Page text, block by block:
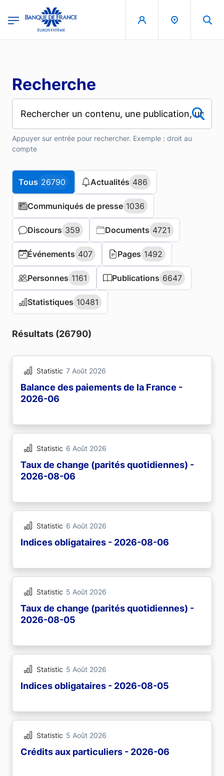
Recherche
Appuyer sur entrée pour rechercher. Exemple : droit au
compte
Tous 26790
Tous 26790 Actualités 486
Actualités 486
Communiqués de presse 1036
Communiqués de presse 1036
Discours 359
Discours 359 Documents 4721
Documents 4721
Événements 407
Événements 407 Pages 1492
Pages 1492
Personnes 1161
Personnes 1161 Publications 6647
Publications 6647
Statistiques 10481
Statistiques 10481
Résultats (26790)
Statistic 7 Août 2026
Balance des paiements de la France -
2026-06
Statistic 6 Août 2026
Taux de change (parités quotidiennes) -
2026-08-06
Statistic 6 Août 2026
Indices obligataires - 2026-08-06
Statistic 5 Août 2026
Taux de change (parités quotidiennes) -
2026-08-05
Statistic 5 Août 2026
Indices obligataires - 2026-08-05
Statistic 5 Août 2026
Crédits aux particuliers - 2026-06